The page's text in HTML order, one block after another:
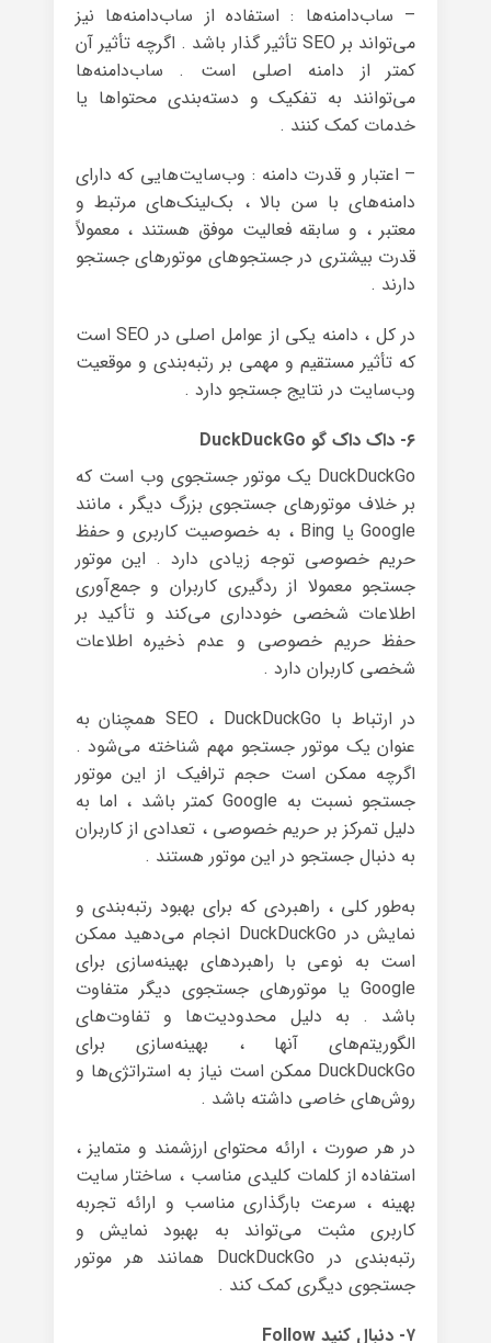
– ساب‌دامنه‌ها : استفاده از ساب‌دامنه‌ها نیز
می‌تواند بر SEO تأثیر گذار باشد . اگرچه تأثیر آن
کمتر از دامنه اصلی است . ساب‌دامنه‌ها
می‌توانند به تفکیک و دسته‌بندی محتواها یا
خدمات کمک کنند .
– اعتبار و قدرت دامنه : وب‌سایت‌هایی که دارای
دامنه‌های با سن بالا ، بک‌لینک‌های مرتبط و
معتبر ، و سابقه فعالیت موفق هستند ، معمولاً
قدرت بیشتری در جستجوهای موتورهای جستجو
دارند .
در کل ، دامنه یکی از عوامل اصلی در SEO است
که تأثیر مستقیم و مهمی بر رتبه‌بندی و موقعیت
وب‌سایت در نتایج جستجو دارد .
۶- داک داک گو DuckDuckGo
DuckDuckGo یک موتور جستجوی وب است که
بر خلاف موتورهای جستجوی بزرگ دیگر ، مانند
Google یا Bing ، به خصوصیت کاربری و حفظ
حریم خصوصی توجه زیادی دارد . این موتور
جستجو معمولا از ردگیری کاربران و جمع‌آوری
اطلاعات شخصی خودداری می‌کند و تأکید بر
حفظ حریم خصوصی و عدم ذخیره اطلاعات
شخصی کاربران دارد .
در ارتباط با SEO ، DuckDuckGo همچنان به
عنوان یک موتور جستجو مهم شناخته می‌شود .
اگرچه ممکن است حجم ترافیک از این موتور
جستجو نسبت به Google کمتر باشد ، اما به
دلیل تمرکز بر حریم خصوصی ، تعدادی از کاربران
به دنبال جستجو در این موتور هستند .
به‌طور کلی ، راهبردی که برای بهبود رتبه‌بندی و
نمایش در DuckDuckGo انجام می‌دهید ممکن
است به نوعی با راهبردهای بهینه‌سازی برای
Google یا موتورهای جستجوی دیگر متفاوت
باشد . به دلیل محدودیت‌ها و تفاوت‌های
الگوریتم‌های آنها ، بهینه‌سازی برای
DuckDuckGo ممکن است نیاز به استراتژی‌ها و
روش‌های خاصی داشته باشد .
در هر صورت ، ارائه محتوای ارزشمند و متمایز ،
استفاده از کلمات کلیدی مناسب ، ساختار سایت
بهینه ، سرعت بارگذاری مناسب و ارائه تجربه
کاربری مثبت می‌تواند به بهبود نمایش و
رتبه‌بندی در DuckDuckGo همانند هر موتور
جستجوی دیگری کمک کند .
۷- دنبال کنید Follow